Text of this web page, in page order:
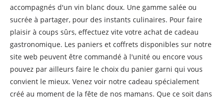
accompagnés d'un vin blanc doux. Une gamme salée ou
sucrée à partager, pour des instants culinaires. Pour faire
plaisir à coups sûrs, effectuez vite votre achat de cadeau
gastronomique. Les paniers et coffrets disponibles sur notre
site web peuvent être commandé à l'unité ou encore vous
pouvez par ailleurs faire le choix du panier garni qui vous
convient le mieux. Venez voir notre cadeau spécialement
créé au moment de la fête de nos mamans. Que ce soit dans